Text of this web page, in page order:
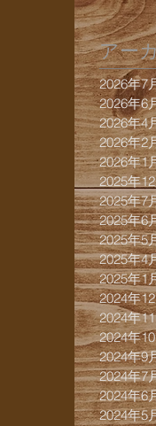
アー
2026年7
2026年6
2026年4
2026年2
2026年1
2025年
2025年7
2025年6
2025年5
2025年4
2025年1
2024年
2024年
2024年
2024年9
2024年7
2024年6
2024年5